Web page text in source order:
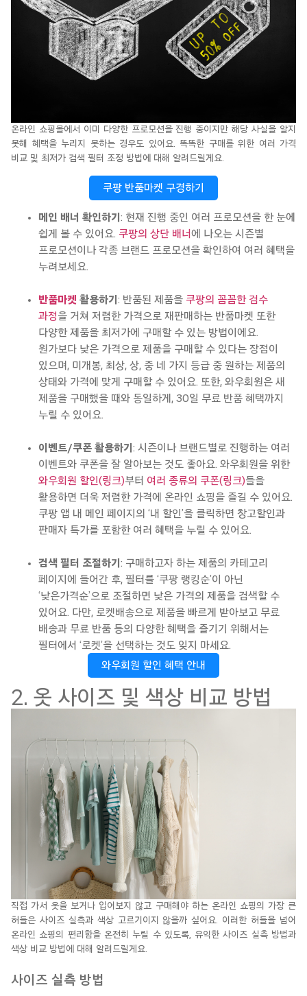
온라인 쇼핑몰에서 이미 다양한 프로모션을 진행 중이지만 해당 사실을 알지
못해 혜택을 누리지 못하는 경우도 있어요. 똑똑한 구매를 위한 여러 가격
비교 및 최저가 검색 필터 조정 방법에 대해 알려드릴게요.
쿠팡 반품마켓 구경하기
메인 배너 확인하기 : 현재 진행 중인 여러 프로모션을 한 눈에
쉽게 볼 수 있어요. 쿠팡의 상단 배너에 나오는 시즌별
프로모션이나 각종 브랜드 프로모션을 확인하여 여러 혜택을
누려보세요.
반품마켓 활용하기 : 반품된 제품을 쿠팡의 꼼꼼한 검수
과정을 거쳐 저렴한 가격으로 재판매하는 반품마켓 또한
다양한 제품을 최저가에 구매할 수 있는 방법이에요.
원가보다 낮은 가격으로 제품을 구매할 수 있다는 장점이
있으며, 미개봉, 최상, 상, 중 네 가지 등급 중 원하는 제품의
상태와 가격에 맞게 구매할 수 있어요. 또한, 와우회원은 새
제품을 구매했을 때와 동일하게, 30일 무료 반품 혜택까지
누릴 수 있어요.
이벤트/쿠폰 활용하기 : 시즌이나 브랜드별로 진행하는 여러
이벤트와 쿠폰을 잘 알아보는 것도 좋아요. 와우회원을 위한
와우회원 할인(링크)부터 여러 종류의 쿠폰(링크)들을
활용하면 더욱 저렴한 가격에 온라인 쇼핑을 즐길 수 있어요.
쿠팡 앱 내 메인 페이지의 ‘내 할인’을 클릭하면 창고할인과
판매자 특가를 포함한 여러 혜택을 누릴 수 있어요.
검색 필터 조절하기 : 구매하고자 하는 제품의 카테고리
페이지에 들어간 후, 필터를 ‘쿠팡 랭킹순’이 아닌
‘낮은가격순’으로 조절하면 낮은 가격의 제품을 검색할 수
있어요. 다만, 로켓배송으로 제품을 빠르게 받아보고 무료
배송과 무료 반품 등의 다양한 혜택을 즐기기 위해서는
필터에서 ‘로켓’을 선택하는 것도 잊지 마세요.
와우회원 할인 혜택 안내
2. 옷 사이즈 및 색상 비교 방법
직접 가서 옷을 보거나 입어보지 않고 구매해야 하는 온라인 쇼핑의 가장 큰
허들은 사이즈 실측과 색상 고르기이지 않을까 싶어요. 이러한 허들을 넘어
온라인 쇼핑의 편리함을 온전히 누릴 수 있도록, 유익한 사이즈 실측 방법과
색상 비교 방법에 대해 알려드릴게요.
사이즈 실측 방법